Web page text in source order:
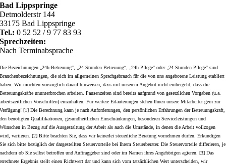
Bad Lippspringe
Detmolderstr 144
33175 Bad Lippspringe
Tel.: 0 52 52 / 9 77 83 93
Sprechzeiten:
Nach Terminabsprache
Die Bezeichnungen „24h-Betreuung“, „24 Stunden Betreuung“, „24h Pflege“ oder „24 Stunden Pflege“ sind
Branchenbezeichnungen, die sich im allgemeinen Sprachgebrauch für die von uns angebotene Leistung etabliert
haben. Wir möchten vorsorglich darauf hinweisen, dass mit unserem Angebot nicht einhergeht, dass die
Betreuungskräfte ununterbrochen arbeiten. Pausenzeiten sind bereits aufgrund von gesetzlichen Vorgaben (u.a.
arbeitszeitlichen Vorschriften) einzuhalten. Für weitere Erläuterungen stehen Ihnen unsere Mitarbeiter gern zur
Verfügung! [1] Die Berechnung kann je nach Anforderungen, den persönlichen Erfahrungen der Betreuungskraft,
den benötigten Qualifikationen, gesundheitlichen Einschränkungen, besonderen Serviceleistungen und
Wünschen in Bezug auf die Ausgestaltung der Arbeit als auch die Umstände, in denen die Arbeit vollzogen
wird, variieren. [2] Bitte beachten Sie, dass wir keinerlei steuerliche Beratung vornehmen dürfen. Erkundigen
Sie sich bitte bezüglich der dargestellten Steuervorteile bei Ihrem Steuerberater. Die Steuervorteile differieren, je
nachdem ob Sie selbst betroffen und Auftraggeber sind oder im Namen ihres Angehörigen agieren. [3] Das
errechnete Ergebnis stellt einen Richtwert dar und kann sich vom tatsächlichen Wert unterscheiden, wir